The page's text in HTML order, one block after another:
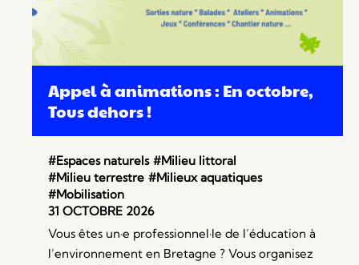
Appel à animations : En octobre,
Tous dehors !
#Espaces naturels #Milieu littoral
#Milieu terrestre #Milieux aquatiques
#Mobilisation
31 OCTOBRE 2026
Vous êtes un·e professionnel·le de l’éducation à
l’environnement en Bretagne ? Vous organisez